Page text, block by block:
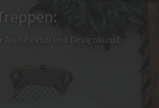
Treppen:
Architektur und Designkunst